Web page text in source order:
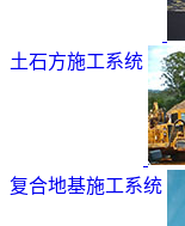
土石方施工系统
复合地基施工系统